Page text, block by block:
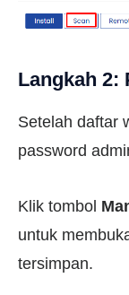
Langkah 2:
Setelah daftar
password
Klik tombol
untuk
tersimpan.